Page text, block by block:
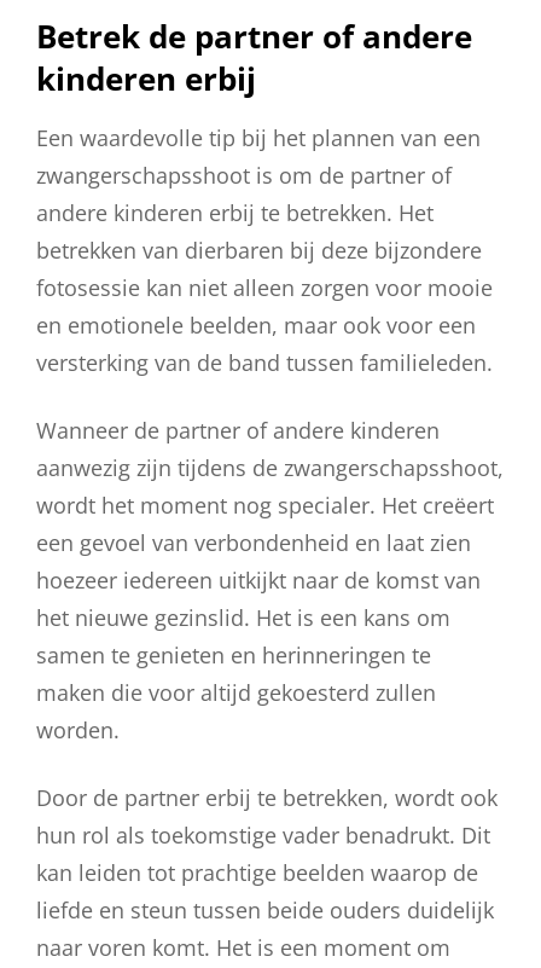
Betrek de partner of andere
kinderen erbij
Een waardevolle tip bij het plannen van een
zwangerschapsshoot is om de partner of
andere kinderen erbij te betrekken. Het
betrekken van dierbaren bij deze bijzondere
fotosessie kan niet alleen zorgen voor mooie
en emotionele beelden, maar ook voor een
versterking van de band tussen familieleden.
Wanneer de partner of andere kinderen
aanwezig zijn tijdens de zwangerschapsshoot,
wordt het moment nog specialer. Het creëert
een gevoel van verbondenheid en laat zien
hoezeer iedereen uitkijkt naar de komst van
het nieuwe gezinslid. Het is een kans om
samen te genieten en herinneringen te
maken die voor altijd gekoesterd zullen
worden.
Door de partner erbij te betrekken, wordt ook
hun rol als toekomstige vader benadrukt. Dit
kan leiden tot prachtige beelden waarop de
liefde en steun tussen beide ouders duidelijk
naar voren komt. Het is een moment om